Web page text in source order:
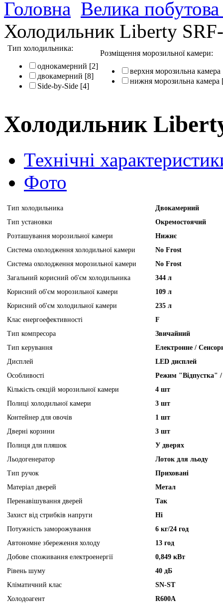
Головна Велика побутова
Холодильник Liberty
Тип холодильника:
однокамерний [2]
двокамерний [8]
Side-by-Side [4]
Розміщення морозильної камери:
верхня морозильна камера
нижня морозильна камера
Холодильник
Технічні
Фото
Тип холодильника
Двокамерний
Тип установки
Окремостоячий
Розташування морозильної камери
Нижнє
Система охолодження холодильної камери
No Frost
Система охолодження морозильної камери
No Frost
Загальний корисний об'єм холодильника
344 л
Корисний об'єм морозильної камери
109 л
Корисний об'єм холодильної камери
235 л
Клас енергоефективності
F
Тип компресора
Звичайний
Тип керування
Електронне /
Дисплей
LED дисплей
Особливості
Режим "Відпустка" /
Кількість секцій морозильної камери
4 шт
Полиці холодильної камери
3 шт
Контейнер для овочів
1 шт
Дверні корзини
3 шт
Полиця для пляшок
У дверях
Льодогенератор
Лоток для льоду
Тип ручок
Приховані
Матеріал дверей
Метал
Перенавішування дверей
Так
Захист від стрибків напруги
Ні
Потужність заморожування
6 кг/24 год
Автономне збереження холоду
13 год
Добове споживання електроенергії
0,849 кВт
Рівень шуму
40 дБ
Кліматичний клас
SN-ST
Холодоагент
R600A